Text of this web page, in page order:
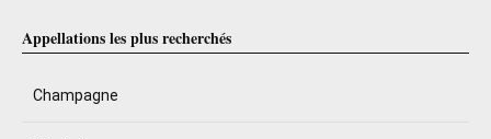
Appellations les plus recherchés
Champagne